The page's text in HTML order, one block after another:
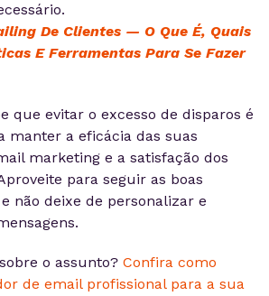
De Clientes — O Que É, Quais
E Ferramentas Para Se Fazer
que evitar o excesso de disparos é
manter a eficácia das suas
marketing e a satisfação dos
para seguir as boas
não deixe de personalizar e
o assunto? Confira como
de email profissional para a sua